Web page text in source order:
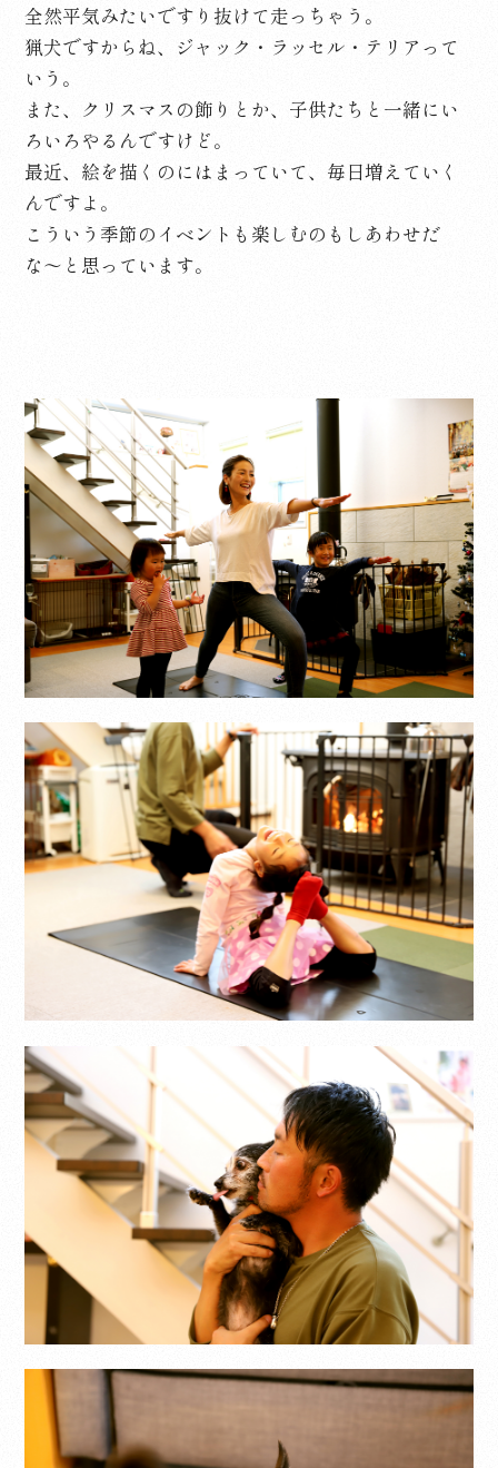
全然平気みたいですり抜けて走っちゃう。
猟犬ですからね、ジャック・ラッセル・テリアって
いう。
また、クリスマスの飾りとか、子供たちと一緒にい
ろいろやるんですけど。
最近、絵を描くのにはまっていて、毎日増えていく
んですよ。
こういう季節のイベントも楽しむのもしあわせだ
な〜と思っています。